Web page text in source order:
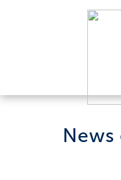
News